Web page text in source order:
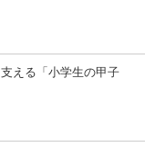
える「小学生の甲子